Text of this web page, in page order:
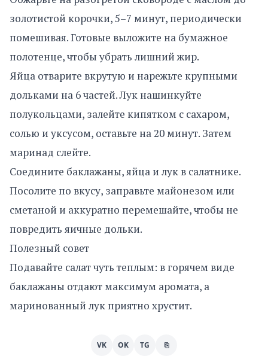
золотистой корочки, 5–7 минут, периодически
помешивая. Готовые выложите на бумажное
полотенце, чтобы убрать лишний жир.
Яйца отварите вкрутую и нарежьте крупными
дольками на 6 частей. Лук нашинкуйте
полукольцами, залейте кипятком с сахаром,
солью и уксусом, оставьте на 20 минут. Затем
маринад слейте.
Соедините баклажаны, яйца и лук в салатнике.
Посолите по вкусу, заправьте майонезом или
сметаной и аккуратно перемешайте, чтобы не
повредить яичные дольки.
Полезный совет
Подавайте салат чуть теплым: в горячем виде
баклажаны отдают максимум аромата, а
маринованный лук приятно хрустит.
VK OK TG ⎘